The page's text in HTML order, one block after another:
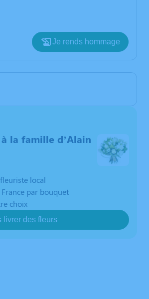
Je rends hommage
la famille d’Alain
local
par bouquet
choix
livrer des fleurs